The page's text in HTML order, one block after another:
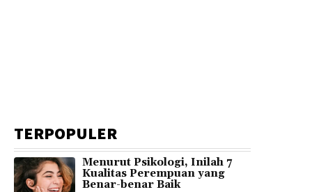
TERPOPULER
Menurut Psikologi, Inilah 7
Kualitas Perempuan yang
Benar-benar Baik